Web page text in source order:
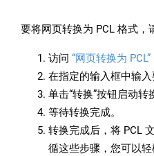
要将网页转换为 PCL 格式，
访问 “网页转换为 PCL”
在指定的输入框中输入
单击“转换”按钮启动转
等待转换完成。
转换完成后，将 PCL
循这些步骤，您可以